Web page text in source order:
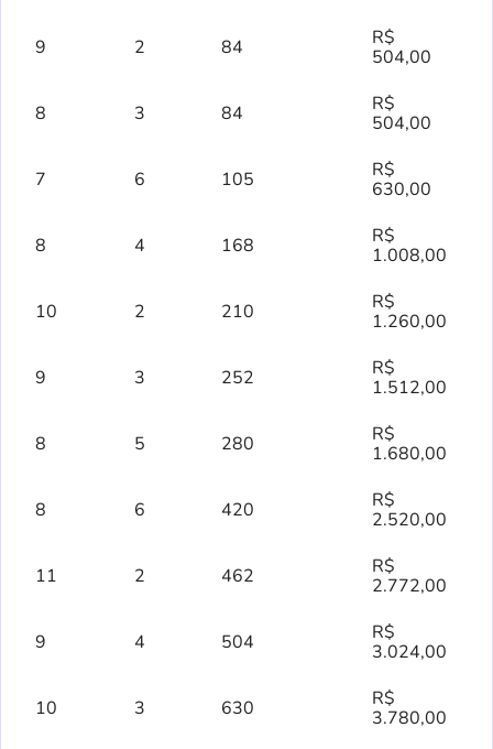
9 2 84
R$
504,00
8 3 84
R$
504,00
7 6 105
R$
630,00
8 4 168
R$
1.008,00
10 2 210
R$
1.260,00
9 3 252
R$
1.512,00
8 5 280
R$
1.680,00
8 6 420
R$
2.520,00
11 2 462
R$
2.772,00
9 4 504
R$
3.024,00
10 3 630
R$
3.780,00